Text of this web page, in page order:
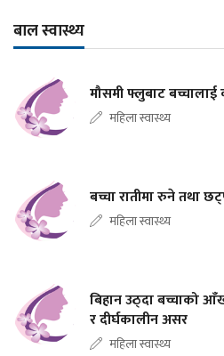
बाल स्वास्थ्य
मौसमी फ्लुबाट
महिला स्वास्थ्य
बच्चा रातीमा रुने तथा
महिला स्वास्थ्य
बिहान उठ्दा बच्चाको
र दीर्घकालीन असर
महिला स्वास्थ्य